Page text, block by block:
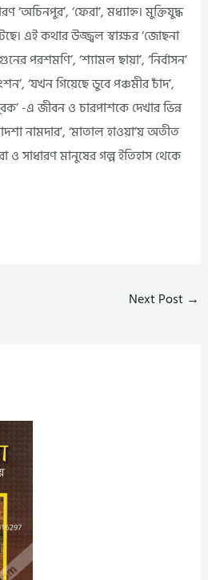
‘অচিনপুর’, ‘ফেরা’, মধ্যাহ্ন। মুক্তিযুদ্ধ
এই কথার উজ্জ্বল স্বাক্ষর ‘জোছনা
পরশমণি’, ‘শ্যামল ছায়া’, ‘নির্বাসন’
‘যখন গিয়েছে ডুবে পঞ্চমীর চাঁদ’,
-এ জীবন ও চারপাশকে দেখার ভিন্ন
নামদার’, ‘মাতাল হাওয়া’য় অতীত
সাধারণ মানুষের গল্প ইতিহাস থেকে
Next Post →